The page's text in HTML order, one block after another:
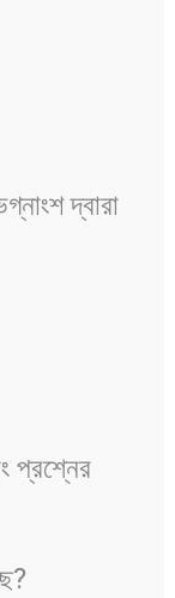
দ্বারা
প্রশ্নের